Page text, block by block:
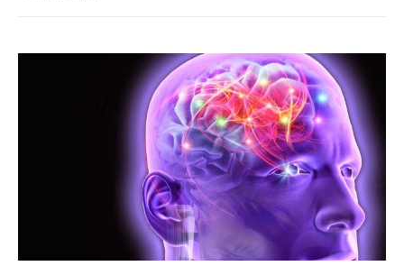
BOLETINS
GALERIA DE FOTOS
COLABORADORES
TV DE BEM COM A NATUREZA
FALE CONOSCO